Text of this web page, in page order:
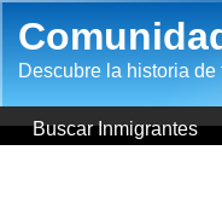
Descubre la historia
Buscar Inmigrantes